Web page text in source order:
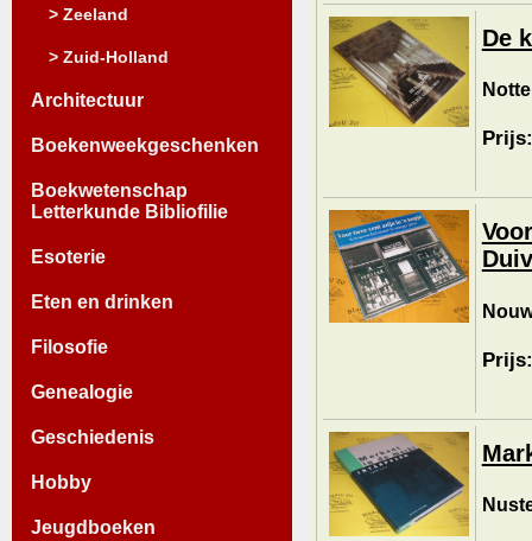
> Zeeland
> Zuid-Holland
Architectuur
Boekenweekgeschenken
Boekwetenschap
Letterkunde Bibliofilie
Esoterie
Eten en drinken
Filosofie
Genealogie
Geschiedenis
Hobby
Jeugdboeken
De